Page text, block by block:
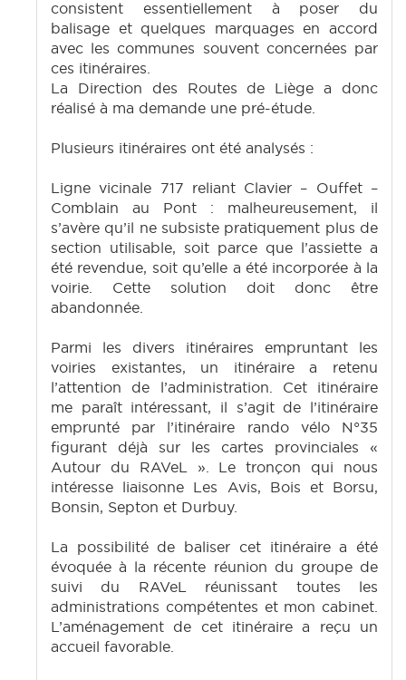
consistent essentiellement à poser du
balisage et quelques marquages en accord
avec les communes souvent concernées par
ces itinéraires.
La Direction des Routes de Liège a donc
réalisé à ma demande une pré-étude.
Plusieurs itinéraires ont été analysés :
Ligne vicinale 717 reliant Clavier – Ouffet –
Comblain au Pont : malheureusement, il
s’avère qu’il ne subsiste pratiquement plus de
section utilisable, soit parce que l’assiette a
été revendue, soit qu’elle a été incorporée à la
voirie. Cette solution doit donc être
abandonnée.
Parmi les divers itinéraires empruntant les
voiries existantes, un itinéraire a retenu
l’attention de l’administration. Cet itinéraire
me paraît intéressant, il s’agit de l’itinéraire
emprunté par l’itinéraire rando vélo N°35
figurant déjà sur les cartes provinciales «
Autour du RAVeL ». Le tronçon qui nous
intéresse liaisonne Les Avis, Bois et Borsu,
Bonsin, Septon et Durbuy.
La possibilité de baliser cet itinéraire a été
évoquée à la récente réunion du groupe de
suivi du RAVeL réunissant toutes les
administrations compétentes et mon cabinet.
L’aménagement de cet itinéraire a reçu un
accueil favorable.